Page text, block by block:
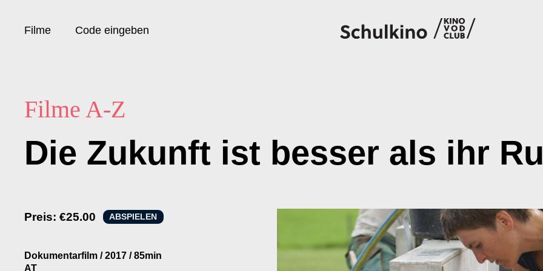
So geht’s
Suche
Filme Code eingeben
Filme A-Z
Die Zukunft ist besser als ihr
Preis: €25.00 ABSPIELEN
Dokumentarfilm /2017 /85min
AT